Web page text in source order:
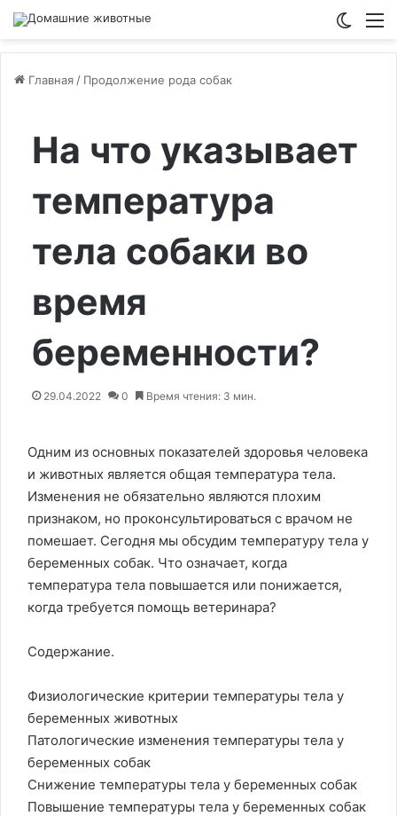
Главная / Продолжение рода собак
На что указывает
температура
тела собаки во
время
беременности?
29.04.2022 0 Время чтения: 3 мин.
Одним из основных показателей здоровья человека
и животных является общая температура тела.
Изменения не обязательно являются плохим
признаком, но проконсультироваться с врачом не
помешает. Сегодня мы обсудим температуру тела у
беременных собак. Что означает, когда
температура тела повышается или понижается,
когда требуется помощь ветеринара?
Содержание.
Физиологические критерии температуры тела у
беременных животных
Патологические изменения температуры тела у
беременных собак
Снижение температуры тела у беременных собак
Повышение температуры тела у беременных собак